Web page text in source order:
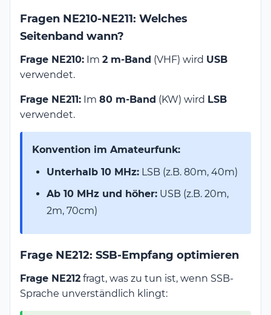
Fragen NE210-NE211: Welches
Seitenband wann?
Frage NE210: Im 2 m-Band (VHF) wird USB
verwendet.
Frage NE211: Im 80 m-Band (KW) wird LSB
verwendet.
Konvention im Amateurfunk:
Unterhalb 10 MHz: LSB (z.B. 80m, 40m)
Ab 10 MHz und höher: USB (z.B. 20m,
2m, 70cm)
Frage NE212: SSB-Empfang optimieren
Frage NE212 fragt, was zu tun ist, wenn SSB-
Sprache unverständlich klingt: